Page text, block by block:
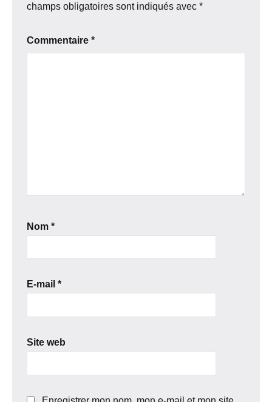
champs obligatoires sont indiqués avec *
Commentaire *
Nom *
E-mail *
Site web